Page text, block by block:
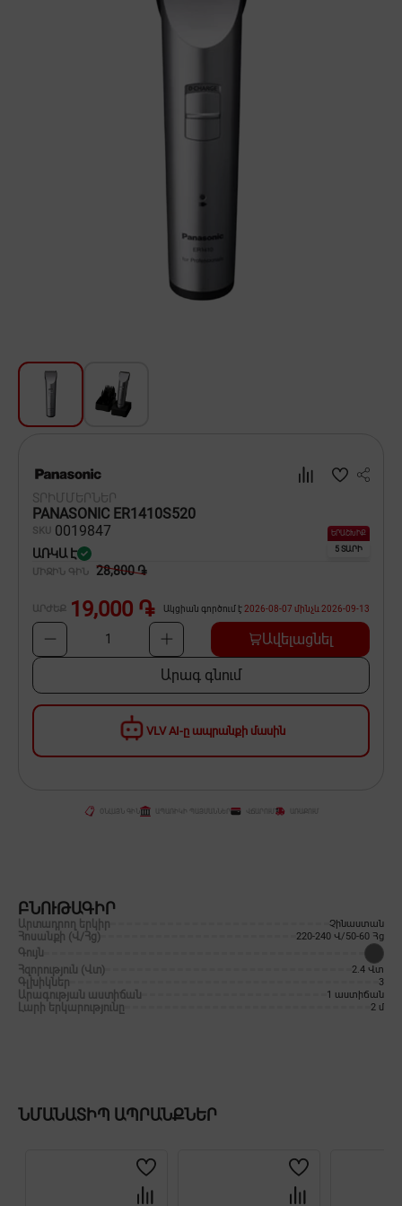
Գեղեցկություն և խնամք
Տեքստիլ
Սպասք
Ինքնագնացներ և ինքնագլորներ
VLV AI-ը ապրանքի մասին
ՏՐԻՄՄԵՐՆԵՐ
PANASONIC ER1410S520
SKU 0019847
ԱՌԿԱ Է
ԵՐԱՇԽԻՔ
5 ՏԱՐԻ
ՄԻՋԻՆ ԳԻՆ 28,800 ֏
ԱՐԺԵՔ 19,000 ֏ Ակցիան գործում է2026-08-07 մինչև2026-09-13
1 Ավելացնել
Արագ գնում
ՎՃԱՐՈՒՄ
ԲՆՈՒԹԱԳԻՐ
Արտադրող երկիր Չինաստան
Հոսանքի (Վ/Հց) 220-240 Վ/50-60 Հց
Գույն
Հզորություն (Վտ)
2.4 Վտ
Գլխիկներ 3
Արագության աստիճան 1 աստիճան
Լարի երկարությունը 2 մ
ՆՄԱՆԱՏԻՊ ԱՊՐԱՆՔՆԵՐ